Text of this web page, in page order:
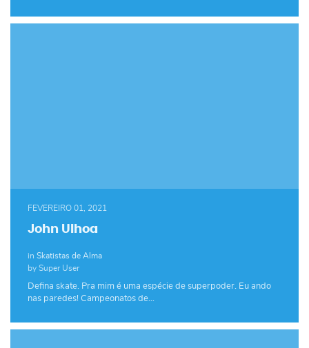
FEVEREIRO 01, 2021
John Ulhoa
in Skatistas de Alma
by Super User
Defina skate. Pra mim é uma espécie de superpoder. Eu ando
nas paredes! Campeonatos de…